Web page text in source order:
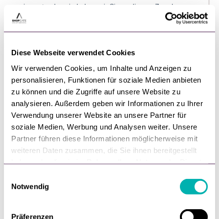
Diese Webseite verwendet Cookies
Wir verwenden Cookies, um Inhalte und Anzeigen zu
personalisieren, Funktionen für soziale Medien anbieten
zu können und die Zugriffe auf unsere Website zu
analysieren. Außerdem geben wir Informationen zu Ihrer
Verwendung unserer Website an unsere Partner für
soziale Medien, Werbung und Analysen weiter. Unsere
Partner führen diese Informationen möglicherweise mit
weiteren Daten zusammen, die Sie ihnen bereitgestellt
Notwendig
Präferenzen